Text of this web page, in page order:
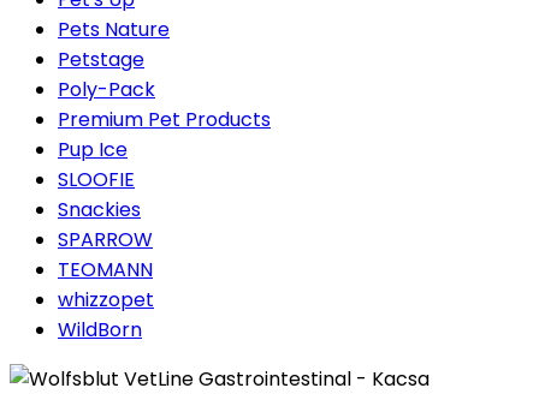
Pets Nature
Petstage
Poly-Pack
Premium Pet Products
Pup Ice
SLOOFIE
Snackies
SPARROW
TEOMANN
whizzopet
WildBorn